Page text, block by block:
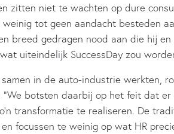
zitten niet te wachten op dure
tot geen aandacht besteden
breed gedragen nood aan die hij en
uiteindelijk SuccessDay zou
samen in de auto-industrie werkten,
“We botsten daarbij op het feit dat
transformatie te realiseren. De
focussen te weinig op wat HR